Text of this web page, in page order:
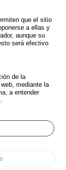
DE
las cookies
que el sitio
a ellas y
aunque su
será efectivo
de la
mediante la
a entender